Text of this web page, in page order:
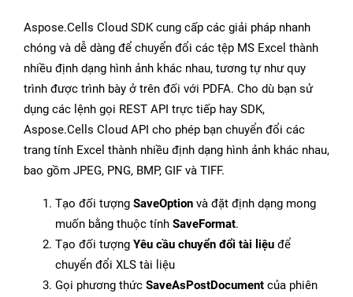
Aspose.Cells Cloud SDK cung cấp các giải pháp nhanh
chóng và dễ dàng để chuyển đổi các tệp MS Excel thành
nhiều định dạng hình ảnh khác nhau, tương tự như quy
trình được trình bày ở trên đối với PDFA. Cho dù bạn sử
dụng các lệnh gọi REST API trực tiếp hay SDK,
Aspose.Cells Cloud API cho phép bạn chuyển đổi các
trang tính Excel thành nhiều định dạng hình ảnh khác nhau,
bao gồm JPEG, PNG, BMP, GIF và TIFF.
Tạo đối tượng SaveOption và đặt định dạng mong
muốn bằng thuộc tính SaveFormat.
Tạo đối tượng Yêu cầu chuyển đổi tài liệu để
chuyển đổi XLS tài liệu
Gọi phương thức SaveAsPostDocument của phiên